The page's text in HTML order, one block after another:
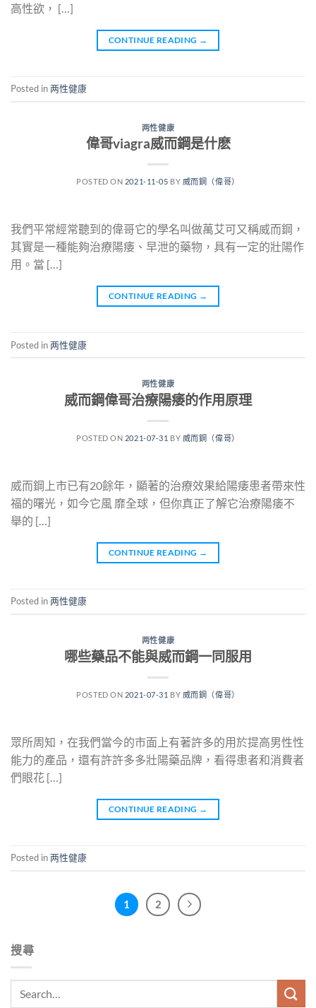
高性欲， […]
CONTINUE READING →
Posted in两性健康
两性健康
偉哥viagra威而鋼是什麽
POSTED ON 2021-11-05 BY 威而鋼（偉哥）
我們平常經常聽到的偉哥它的學名叫做萬艾可又稱威而鋼，
其實是一種能夠治療陽痿、早泄的藥物，具有一定的壯陽作
用。當 […]
CONTINUE READING →
Posted in两性健康
两性健康
威而鋼偉哥治療陽痿的作用原理
POSTED ON 2021-07-31 BY 威而鋼（偉哥）
威而鋼上市已有20餘年，顯著的治療效果給陽痿患者帶來性
福的曙光，如今它風 靡全球，但你真正了解它治療陽痿不
舉的 […]
CONTINUE READING →
Posted in两性健康
两性健康
哪些藥品不能與威而鋼一同服用
POSTED ON 2021-07-31 BY 威而鋼（偉哥）
眾所周知，在我們當今的市面上有著許多的用於提高男性性
能力的產品，還有許許多多壯陽藥品牌，看得患者和消費者
們眼花 […]
CONTINUE READING →
Posted in两性健康
1 2
搜尋